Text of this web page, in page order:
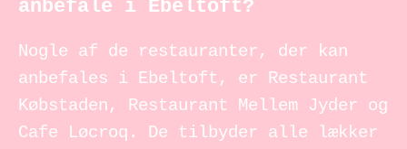
anbefale i Ebeltoft?
Nogle af de restauranter, der kan
anbefales i Ebeltoft, er Restaurant
Købstaden, Restaurant Mellem Jyder og
Cafe Løcroq. De tilbyder alle lækker